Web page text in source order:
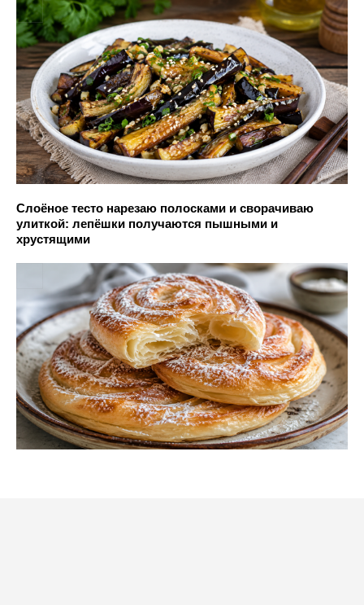
Слоёное тесто нарезаю полосками и сворачиваю
улиткой: лепёшки получаются пышными и
хрустящими